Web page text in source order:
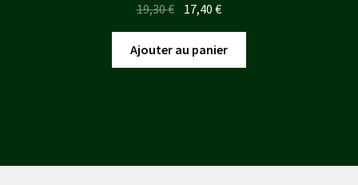
19,30€ Le
prix
initial
était :
17,40€Le
prix
actuel
est :
Ajouter au panier